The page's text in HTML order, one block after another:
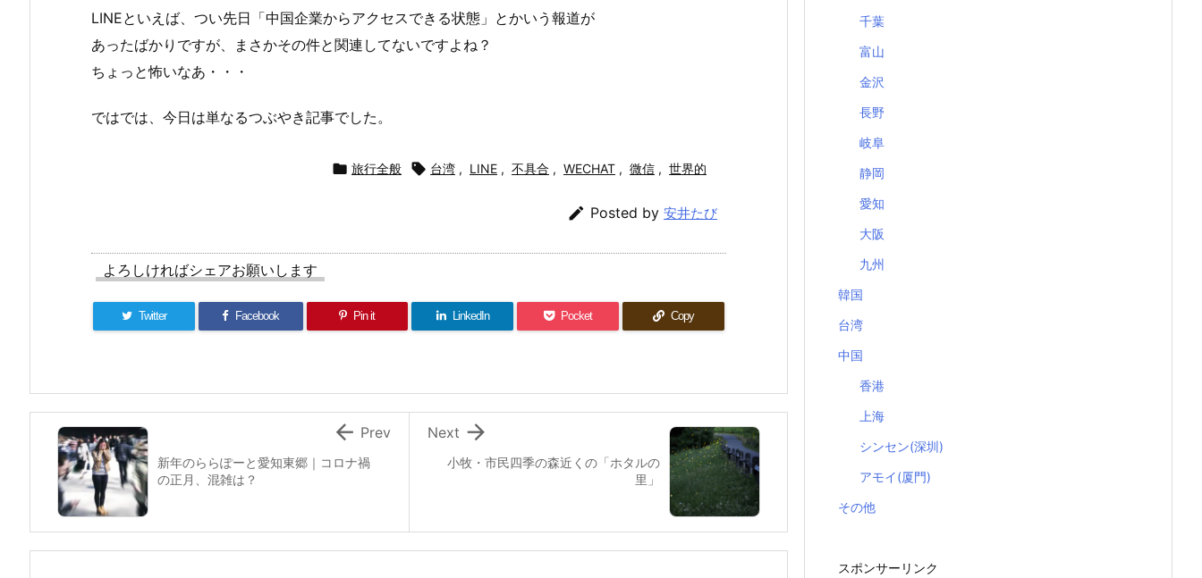
LINEといえば、つい先日「中国企業からアクセスできる状態」とかいう報道が
あったばかりですが、まさかその件と関連してないですよね？
ちょっと怖いなあ・・・
ではでは、今日は単なるつぶやき記事でした。
 旅行全般  台湾 , LINE , 不具合 , WECHAT , 微信 , 世界的
 Posted by 安井たび
よろしければシェアお願いします
Twitter Facebook Pin it LinkedIn Pocket Copy
小牧・市民四季の森近くの「ホタルの
里」

Next
新年のららぽーと愛知東郷｜コロナ禍
の正月、混雑は？
 Prev
千葉
富山
金沢
長野
岐阜
静岡
愛知
大阪
九州
韓国
台湾
中国
香港
上海
シンセン(深圳)
アモイ(厦門)
その他
スポンサーリンク